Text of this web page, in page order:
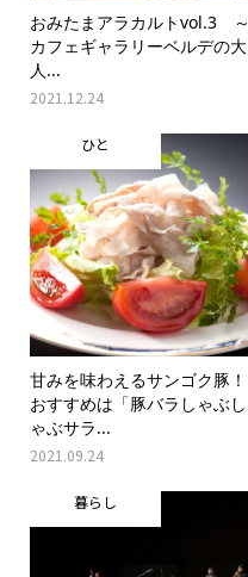
おみたまアラカルトvol.3 ～
カフェギャラリーベルデの大
人...
2021.12.24
ひと
甘みを味わえるサンゴク豚！
おすすめは「豚バラしゃぶし
ゃぶサラ...
2021.09.24
暮らし